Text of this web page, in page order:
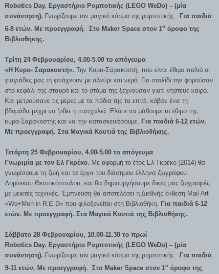
Robotics Day. Εργαστήριο Ρομποτικής (LEGO WeDo) – (μία
συνάντηση). Γνωρίζουμε τον μαγικό κόσμο της ρομποτικής.
Για παιδιά
6-8 ετών. Με προεγγραφή. Στο Maker Space στον 1ο όροφο της
Βιβλιοθήκης.
Τρίτη 24 Φεβρουαρίου, 4.00-5.00 το απόγευμα
«Η Κυρα- Σαρακοστή». Την Κυρα-Σαρακοστή, που είναι έθιμο παλιό οι
γιαγιάδες μας τη φτιάχνουν με αλεύρι και νερό. Για στολίδι την φορούσαν
στο κεφάλι της σταυρό και το στόμα της ξεχνούσαν γιατί νήστευε καιρό.
Και μετρούσανε τις μέρες με τα πόδια της τα επτά, κόβαν ένα τη
βδομάδα μέχρι να ‘ρθει η πασχαλιά. Ελάτε να μάθουμε το έθιμο της
κυρα-Σαρακοστής και να την κατασκευάσουμε. Για παιδιά 6-12 ετών.
Με προεγγραφή. Στα Μαγικά Κουτιά της Βιβλιοθήκης.
Τετάρτη 25 Φεβρουαρίου, 4.00-5.00 το απόγευμα
Γνωριμία με τον Ελ Γκρέκο. Με αφορμή το έτος Ελ Γκρέκο (2014) θα
γνωρίσουμε τη ζωή και τα έργα του διάσημου έλληνα ζωγράφου
Δομίνικου Θεοτοκόπουλου, και θα δημιουργήσουμε δικές μας ζωγραφιές
με μεικτές τεχνικές. Έμπνευση θα αποτελέσει η Διεθνής έκθεση Mail Art
«Wo+Men in R.E.D» που φιλοξενείται στη Βιβλιοθήκη. Για παιδιά 6-12
ετών. Με προεγγραφή. Στα Μαγικά Κουτιά της Βιβλιοθήκης.
Σάββατο 28 Φεβρουαρίου, 10.00-11.30 το πρωί
Robotics Day. Εργαστήριο Ρομποτικής (LEGO WeDo) – (μία
συνάντηση). Γνωρίζουμε τον μαγικό κόσμο της ρομποτικής.
Για παιδιά
9-11 ετών. Με προεγγραφή. Στο Maker Space στον 1ο όροφο της